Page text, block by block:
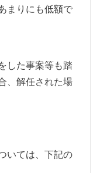
まりにも低額で
した事案等も踏
、解任された場
いては、下記の